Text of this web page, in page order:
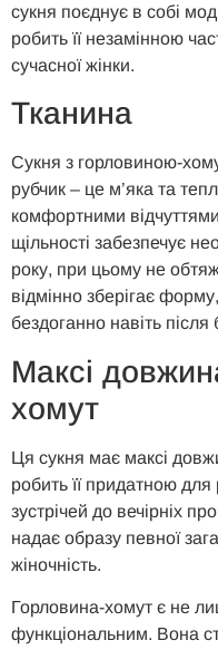
сукня поєднує в собі
робить її незамінною
сучасної жінки.
Тканина
Сукня з горловиною-
рубчик – це м’яка та
комфортними
щільності забезпечує
року, при цьому не
відмінно зберігає
бездоганно навіть
Максі
хомут
Ця сукня має максі
робить її придатною для
зустрічей до вечірніх
надає образу певної
жіночність.
Горловина-хомут є не
функціональним. Вона